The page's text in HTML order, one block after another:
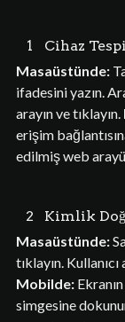
1
Cihaz
Masaüstünde:
ifadesini yazın.
arayın ve tıklayın.
erişim
edilmiş web
2
Kimlik
Masaüstünde:
tıklayın. Kullanıcı
Mobilde:
simgesine